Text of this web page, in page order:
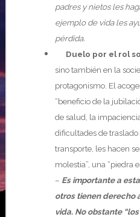
padres y nietos les
ejemplo de vida les
pérdida.
Duelo por el rol
sino también en la
protagonismo. El
“beneficio de la
de salud, la
dificultades de
transporte, les hacen
molestia”, una “piedra
– Es importante a
otros tienen derecho
vida. No obstante